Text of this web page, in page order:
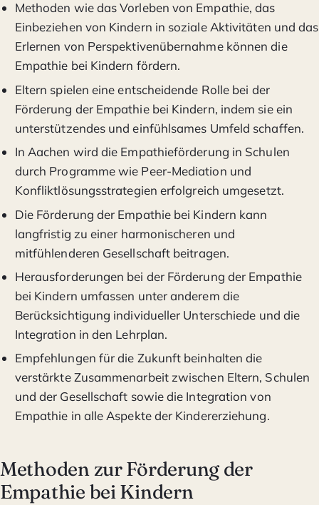
Methoden wie das Vorleben von Empathie, das
Einbeziehen von Kindern in soziale Aktivitäten und das
Erlernen von Perspektivenübernahme können die
Empathie bei Kindern fördern.
Eltern spielen eine entscheidende Rolle bei der
Förderung der Empathie bei Kindern, indem sie ein
unterstützendes und einfühlsames Umfeld schaffen.
In Aachen wird die Empathieförderung in Schulen
durch Programme wie Peer-Mediation und
Konfliktlösungsstrategien erfolgreich umgesetzt.
Die Förderung der Empathie bei Kindern kann
langfristig zu einer harmonischeren und
mitfühlenderen Gesellschaft beitragen.
Herausforderungen bei der Förderung der Empathie
bei Kindern umfassen unter anderem die
Berücksichtigung individueller Unterschiede und die
Integration in den Lehrplan.
Empfehlungen für die Zukunft beinhalten die
verstärkte Zusammenarbeit zwischen Eltern, Schulen
und der Gesellschaft sowie die Integration von
Empathie in alle Aspekte der Kindererziehung.
Methoden zur Förderung der
Empathie bei Kindern